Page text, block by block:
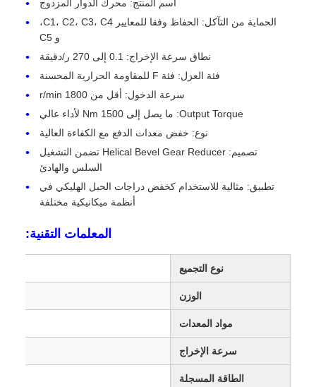
اسم المنتج: محرك الدوار المزدوج
الحماية من التآكل: الحفاظ وفقا للمعايير C1، C2، C3، C4،
و C5
نطاق سرعة الإخراج: 0.1 إلى 270 ر/دقيقة
فئة العزل: فئة F للمقاومة الحرارية المحسنة
سرعة الدخول: أقل من 1800 r/min
Output Torque: ما يصل إلى 1500 Nm لأداء عالي
نوع: خفض معدات الدفع مع الكفاءة العالية
تصميم: Helical Bevel Gear Reducer تضمن التشغيل
السلس والهادئ
تطبيق: مثالية للاستخدام كخفض دراجات الحبل الهليكي في
أنظمة ميكانيكية مختلفة
المعلمات التقنية:
نوع التجميع
الوزن
مواد المعدات
سرعة الإخراج
الطاقة المسجلة